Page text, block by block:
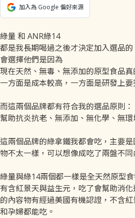
加入為 Google 偏好來源
綠量 和 ANR綠14
都是我長期喝過之後才決定加入選品的
會選擇他們是因為
現在天然、無毒、無添加的原型食品
一方面是成本較高，一方面是研發上
而這兩個品牌都有符合我的選品原則：
幫助抗炎抗老、無添加、無化學、無
這兩個品牌的綠拿鐵我都會吃，主要
物不太一樣，可以想像成吃了兩盤不
綠量與綠14兩個都一樣是全天然原型
有含紅景天與益生元，吃了會幫助消
的內容物有經過美國有機認證，不含
和孕婦都能吃。